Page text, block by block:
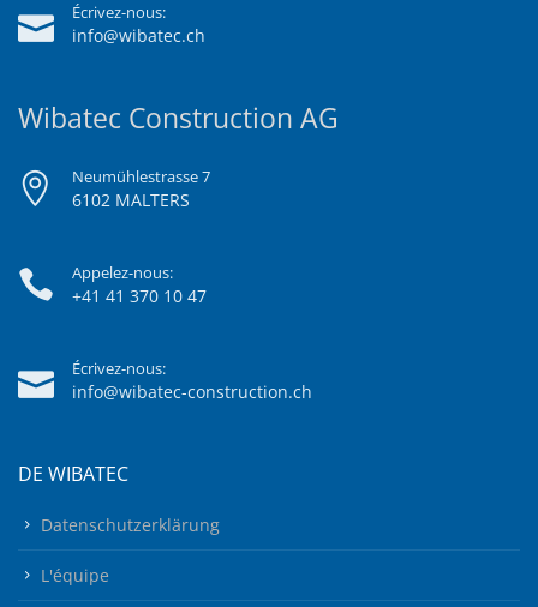
Écrivez-nous:
info@wibatec.ch
Wibatec Construction AG
Neumühlestrasse 7
6102 MALTERS
Appelez-nous:
+41 41 370 10 47
Écrivez-nous:
info@wibatec-construction.ch
DE WIBATEC
Datenschutzerklärung
L'équipe